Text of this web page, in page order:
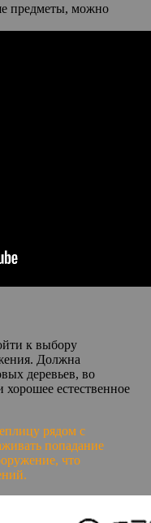
предметы, можно
к выбору
Должна
деревьев, во
естественное
рядом с
попадание
что